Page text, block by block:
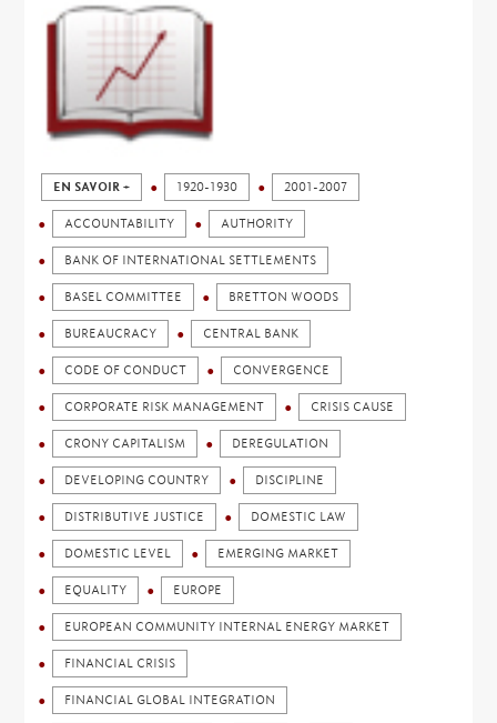
EN SAVOIR + 1920-1930 2001-2007
ACCOUNTABILITY AUTHORITY
BANK OF INTERNATIONAL SETTLEMENTS
BASEL COMMITTEE BRETTON WOODS
BUREAUCRACY CENTRAL BANK
CODE OF CONDUCT CONVERGENCE
CORPORATE RISK MANAGEMENT CRISIS CAUSE
CRONY CAPITALISM DEREGULATION
DEVELOPING COUNTRY DISCIPLINE
DISTRIBUTIVE JUSTICE DOMESTIC LAW
DOMESTIC LEVEL EMERGING MARKET
EQUALITY EUROPE
EUROPEAN COMMUNITY INTERNAL ENERGY MARKET
FINANCIAL CRISIS
FINANCIAL GLOBAL INTEGRATION